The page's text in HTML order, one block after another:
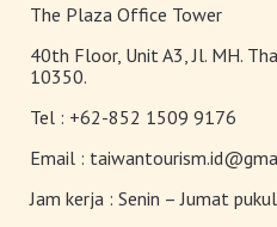
The Plaza Office Tower
40th Floor, Unit A3, Jl. MH.
10350.
Tel : +62-852 1509 9176
Email :
Jam kerja : Senin – Jumat